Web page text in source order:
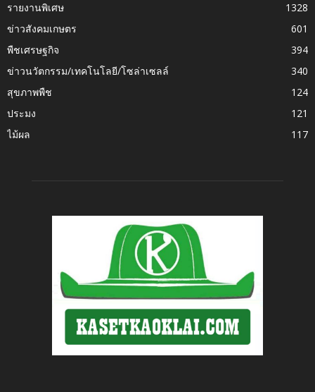
รายงานพิเศษ
1328
ข่าวสังคมเกษตร
601
พืชเศรษฐกิจ
394
ข่าวนวัตกรรม/เทคโนโลยี/โซล่าเซลล์
340
สุขภาพพืช
124
ประมง
121
ไม้ผล
117